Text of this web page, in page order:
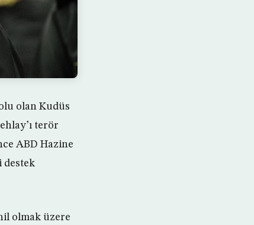
olan Kudüs
terör
ABD Hazine
destek
olmak üzere